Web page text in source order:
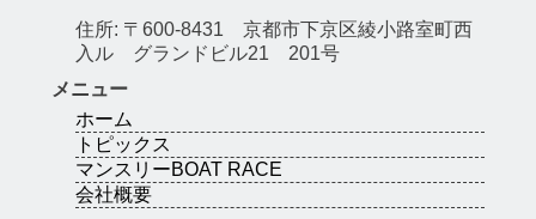
住所: 〒600-8431 京都市下京区綾小路室町西
入ル グランドビル21 201号
メニュー
ホーム
トピックス
マンスリーBOAT RACE
会社概要